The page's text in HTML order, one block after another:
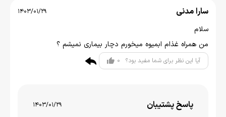
سارا مدنی 1403/01/29
سلام
من همراه غذام ابمیوه میخورم دچار بیماری نمیشم ؟
آیا این نظر برای شما مفید بود؟ 0
پاسخ پشتیبان 1403/01/29